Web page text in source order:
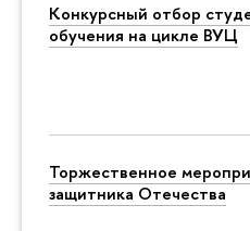
Конкурсный отбор
обучения на цикле ВУЦ
Торжественное
защитника Отечества